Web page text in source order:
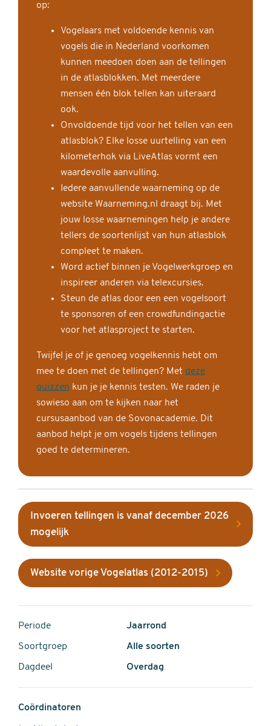
op:
Vogelaars met voldoende kennis van
vogels die in Nederland voorkomen
kunnen meedoen doen aan de tellingen
in de atlasblokken. Met meerdere
mensen één blok tellen kan uiteraard
ook.
Onvoldoende tijd voor het tellen van een
atlasblok? Elke losse uurtelling van een
kilometerhok via LiveAtlas vormt een
waardevolle aanvulling.
Iedere aanvullende waarneming op de
website Waarneming.nl draagt bij. Met
jouw losse waarnemingen help je andere
tellers de soortenlijst van hun atlasblok
compleet te maken.
Word actief binnen je Vogelwerkgroep en
inspireer anderen via telexcursies.
Steun de atlas door een een vogelsoort
te sponsoren of een crowdfundingactie
voor het atlasproject te starten.
Twijfel je of je genoeg vogelkennis hebt om
mee te doen met de tellingen? Met deze
quizzen kun je je kennis testen. We raden je
sowieso aan om te kijken naar het
cursusaanbod van de Sovonacademie. Dit
aanbod helpt je om vogels tijdens tellingen
goed te determineren.
Invoeren tellingen is vanaf december 2026
mogelijk
Website vorige Vogelatlas (2012-2015)
Periode Jaarrond
Soortgroep Alle soorten
Dagdeel Overdag
Coördinatoren